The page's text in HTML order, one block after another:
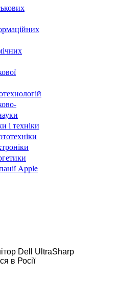
і техніки
Apple
Dell UltraSharp
в Росії